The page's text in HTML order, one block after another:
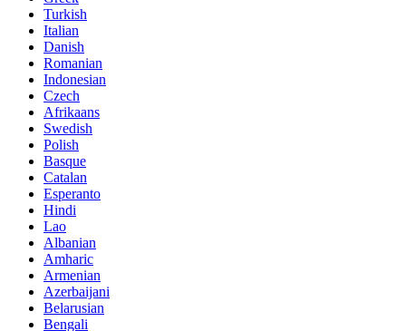
Turkish
Italian
Danish
Romanian
Indonesian
Czech
Afrikaans
Swedish
Polish
Basque
Catalan
Esperanto
Hindi
Lao
Albanian
Amharic
Armenian
Azerbaijani
Belarusian
Bengali